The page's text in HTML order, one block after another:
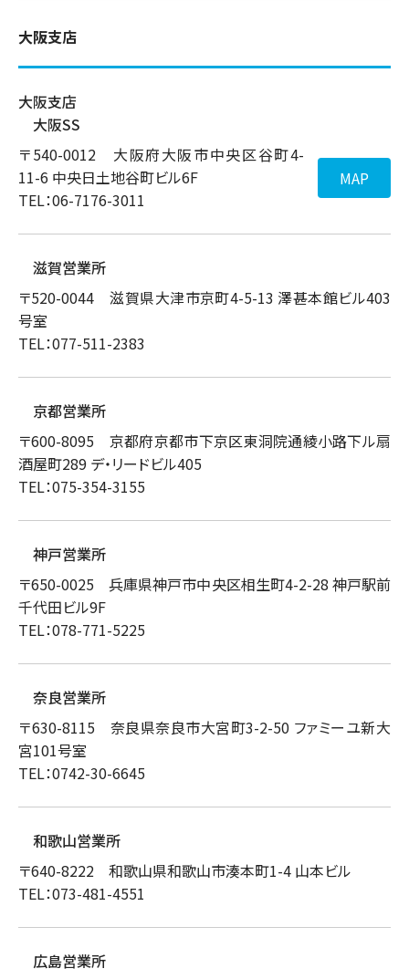
大阪支店
大阪支店
大阪SS
〒540-0012 大阪府大阪市中央区谷町4-
11-6 中央日土地谷町ビル6F
TEL：06-7176-3011
MAP
滋賀営業所
〒520-0044 滋賀県大津市京町4-5-13 澤甚本館ビル403
号室
TEL：077-511-2383
京都営業所
〒600-8095 京都府京都市下京区東洞院通綾小路下ル扇
酒屋町289 デ・リードビル405
TEL：075-354-3155
神戸営業所
〒650-0025 兵庫県神戸市中央区相生町4-2-28 神戸駅前
千代田ビル9F
TEL：078-771-5225
奈良営業所
〒630-8115 奈良県奈良市大宮町3-2-50 ファミーユ新大
宮101号室
TEL：0742-30-6645
和歌山営業所
〒640-8222 和歌山県和歌山市湊本町1-4 山本ビル
TEL：073-481-4551
広島営業所